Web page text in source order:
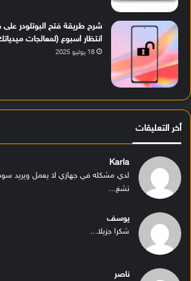
شرح طريقة فتح البوتلودر
انتظار اسبوع (لمعالجات
18 يوليو 2025
أخر التعليقات
Karla
لدي مشكله في جهازي لا يعمل ويريد
تشغ...
يوسف
شكرا جزيلا...
ناصر